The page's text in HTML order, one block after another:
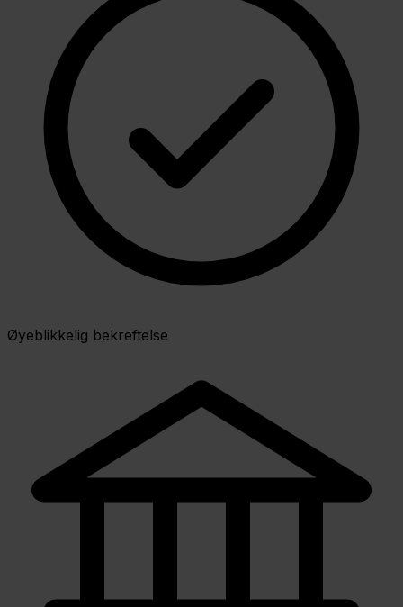
Øyeblikkelig bekreftelse